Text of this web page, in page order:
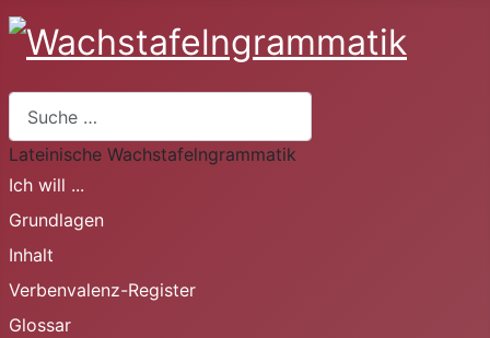
Lateinische Wachstafelngrammatik
Ich will ...
Grundlagen
Inhalt
Verbenvalenz-Register
Glossar